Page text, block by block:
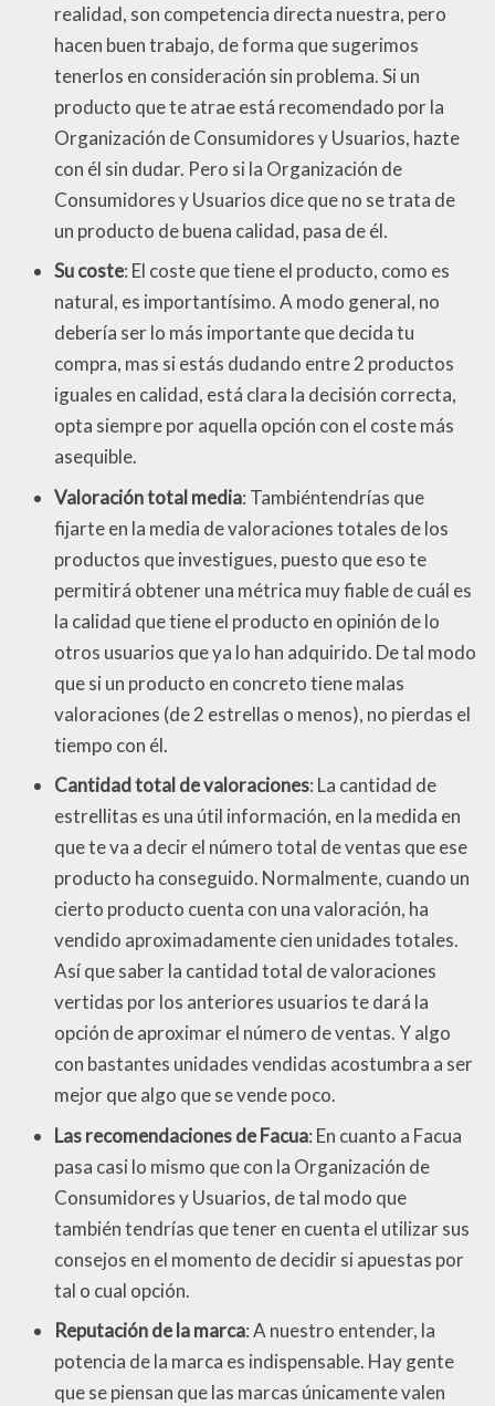
realidad, son competencia directa nuestra, pero
hacen buen trabajo, de forma que sugerimos
tenerlos en consideración sin problema. Si un
producto que te atrae está recomendado por la
Organización de Consumidores y Usuarios, hazte
con él sin dudar. Pero si la Organización de
Consumidores y Usuarios dice que no se trata de
un producto de buena calidad, pasa de él.
Su coste: El coste que tiene el producto, como es
natural, es importantísimo. A modo general, no
debería ser lo más importante que decida tu
compra, mas si estás dudando entre 2 productos
iguales en calidad, está clara la decisión correcta,
opta siempre por aquella opción con el coste más
asequible.
Valoración total media: Tambiéntendrías que
fijarte en la media de valoraciones totales de los
productos que investigues, puesto que eso te
permitirá obtener una métrica muy fiable de cuál es
la calidad que tiene el producto en opinión de lo
otros usuarios que ya lo han adquirido. De tal modo
que si un producto en concreto tiene malas
valoraciones (de 2 estrellas o menos), no pierdas el
tiempo con él.
Cantidad total de valoraciones: La cantidad de
estrellitas es una útil información, en la medida en
que te va a decir el número total de ventas que ese
producto ha conseguido. Normalmente, cuando un
cierto producto cuenta con una valoración, ha
vendido aproximadamente cien unidades totales.
Así que saber la cantidad total de valoraciones
vertidas por los anteriores usuarios te dará la
opción de aproximar el número de ventas. Y algo
con bastantes unidades vendidas acostumbra a ser
mejor que algo que se vende poco.
Las recomendaciones de Facua: En cuanto a Facua
pasa casi lo mismo que con la Organización de
Consumidores y Usuarios, de tal modo que
también tendrías que tener en cuenta el utilizar sus
consejos en el momento de decidir si apuestas por
tal o cual opción.
Reputación de la marca: A nuestro entender, la
potencia de la marca es indispensable. Hay gente
que se piensan que las marcas únicamente valen